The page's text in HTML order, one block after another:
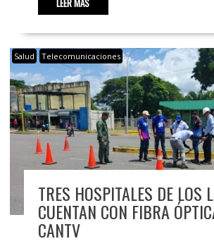
LEER MÁS
Salud Telecomunicaciones
TRES HOSPITALES DE LOS
CUENTAN CON FIBRA
CANTV